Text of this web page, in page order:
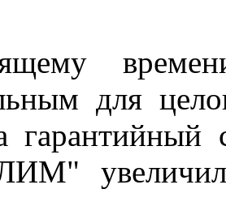
для